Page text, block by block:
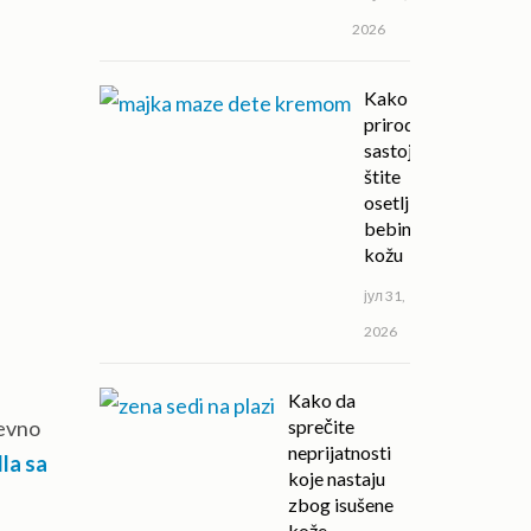
sa
2026
Kako
prirodni
sastojci
štite
osetljivu
bebinu
kožu
јул 31,
2026
Kako da
sprečite
neprijatnosti
koje nastaju
zbog isušene